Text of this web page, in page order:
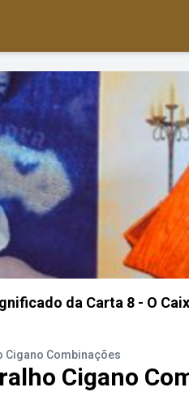
da Carta 8 - O
Cigano Combinações
Cigano